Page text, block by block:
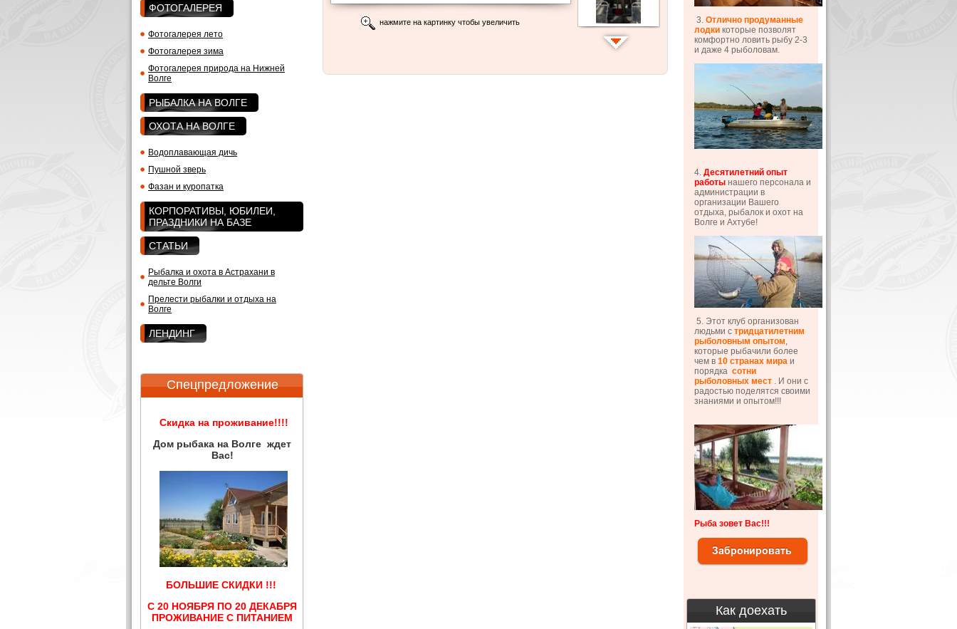
ФОТОГАЛЕРЕЯ
Фотогалерея лето
Фотогалерея зима
Фотогалерея природа на Нижней
Волге
РЫБАЛКА НА ВОЛГЕ
ОХОТА НА ВОЛГЕ
Водоплавающая дичь
Пушной зверь
Фазан и куропатка
КОРПОРАТИВЫ, ЮБИЛЕИ,
ПРАЗДНИКИ НА БАЗЕ
СТАТЬИ
Рыбалка и охота в Астрахани в
дельте Волги
Прелести рыбалки и отдыха на
Волге
ЛЕНДИНГ
Спецпредложение
Скидка на проживание!!!!
Дом рыбака на Волге ждет
Вас!
БОЛЬШИЕ СКИДКИ !!!
С 20 НОЯБРЯ ПО 20 ДЕКАБРЯ
ПРОЖИВАНИЕ С ПИТАНИЕМ
нажмите на картинку чтобы увеличить 3. Отлично продуманные
лодки которые позволят
комфортно ловить рыбу 2-3
и даже 4 рыболовам.
4. Десятилетний опыт
работы нашего персонала и
администрации в
организации Вашего
отдыха, рыбалок и охот на
Волге и Ахтубе!
5. Этот клуб организован
людьми с тридцатилетним
рыболовным опытом,
которые рыбачили более
чем в 10 странах мира и
порядка сотни
рыболовных мест . И они с
радостью поделятся своими
знаниями и опытом!!!
Рыба зовет Вас!!!
Как доехать